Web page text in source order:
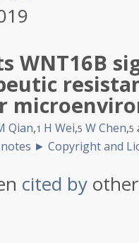
WNT16B
Qian,1 H Wei,5 W Chen,5
► Copyright and
cited by